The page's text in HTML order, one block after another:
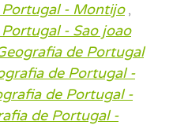
- Montijo,
- Sao joao
de Portugal
de Portugal -
de Portugal -
de Portugal -